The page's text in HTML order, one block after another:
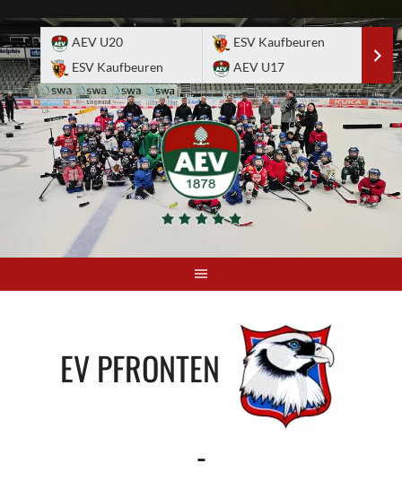
to
content
AEV U20
ESV Kaufbeuren
ESV Kaufbeuren
AEV U17
EV PFRONTEN
-